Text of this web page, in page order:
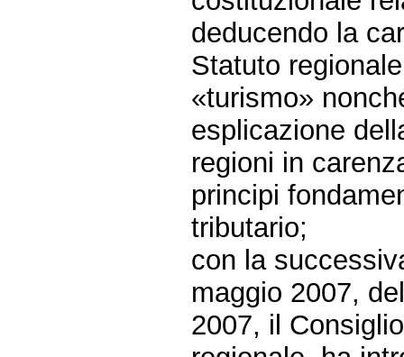
deducendo la
Statuto
«turismo»
esplicazione
regioni in
principi
tributario;
con la
maggio 2007,
2007, il